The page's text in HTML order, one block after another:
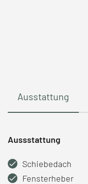
Ausstattung
Aussstattung
Schiebedach
Fensterheber